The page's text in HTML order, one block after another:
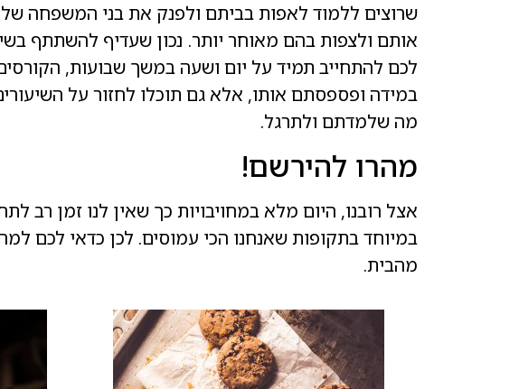
שרוצים ללמוד לאפות בביתם ולפנק את בני המשפחה
אותם ולצפות בהם מאוחר יותר. נכון שעדיף להשתתף
לכם להתחייב תמיד על יום ושעה במשך שבועות,
במידה ופספסתם אותו, אלא גם תוכלו לחזור על
מה שלמדתם ולתרגל.
מהרו להירשם!
אצל רובנו, היום מלא במחויבויות כך שאין לנו זמן רב
במיוחד בתקופות שאנחנו הכי עמוסים. לכן כדאי לכם
מהבית.